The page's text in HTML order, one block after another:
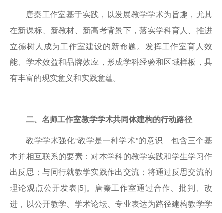
唐秦工作室基于实践，以发展教学学术为旨趣，尤其
在新课标、新教材、新高考背景下，落实学科育人、推进
立德树人成为工作室建设的新命题。发挥工作室育人效
能、学术效益和品牌效应，形成学科经验和区域样板，具
有丰富的现实意义和实践意蕴。
二、名师工作室教学学术共同体建构的行动路径
教学学术强化“教学是一种学术”的意识，包含三个基
本并相互联系的要素：对本学科的教学实践和学生学习作
出反思；与同行就教学实践作出交流；将通过反思交流的
理论观点公开发表[5]。唐秦工作室通过合作、批判、改
进，以公开教学、学术论坛、专业表达为路径建构教学学